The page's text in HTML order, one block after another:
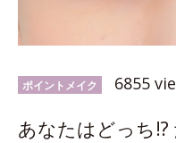
ポイントメイク 6855
あなたはどっち!?